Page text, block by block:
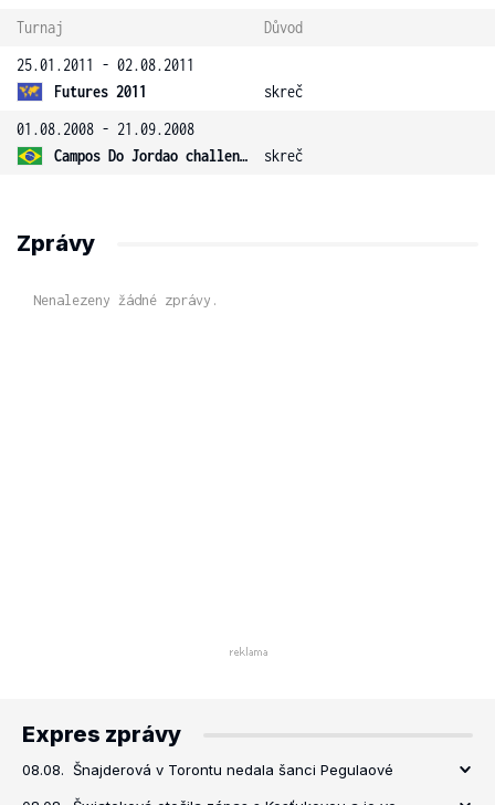
Turnaj
Důvod
25.01.2011 - 02.08.2011
Futures 2011
skreč
01.08.2008 - 21.09.2008
Campos Do Jordao challenger
skreč
Zprávy
Nenalezeny žádné zprávy.
Expres zprávy
08.08. Šnajderová v Torontu nedala šanci Pegulaové